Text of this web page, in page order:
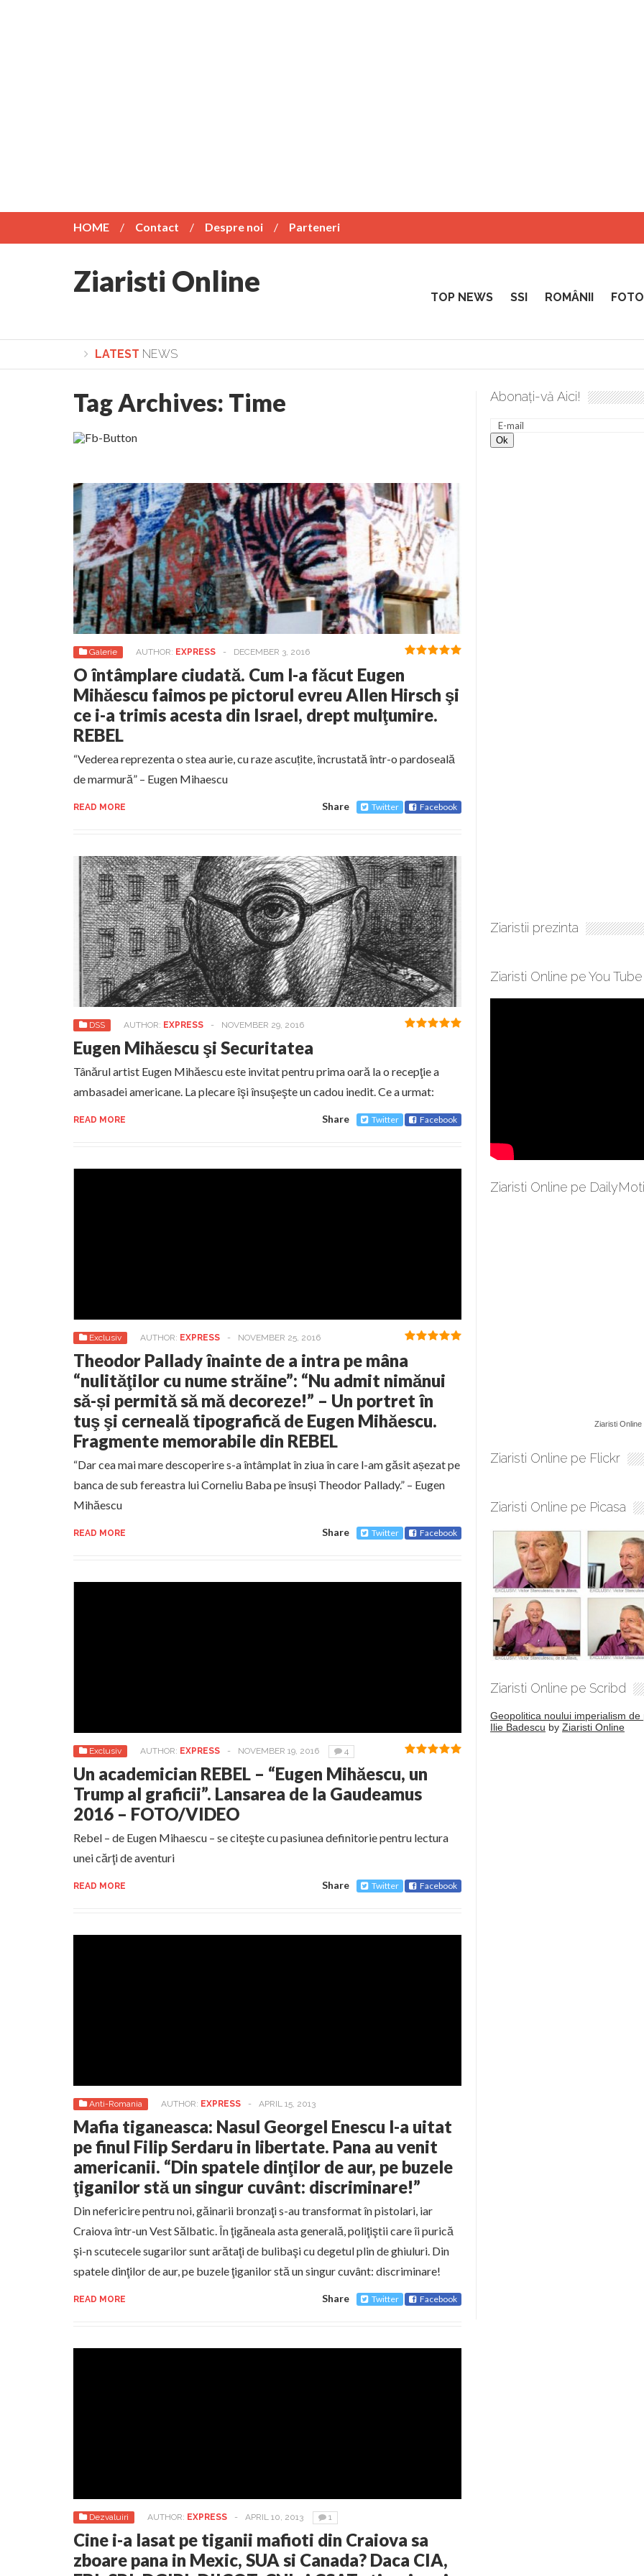
HOME Contact Despre noi Parteneri
Ziaristi Online TOP NEWS SSI ROMÂNII
LATEST NEWS
Lepădarea de sine și urmarea lui Hristos. Calea spre desăvârșire. Gând de duminică de Elena Solunca Moise
Tag Archives: Time
Galerie AUTHOR: EXPRESS - DECEMBER 3, 2016
O întâmplare ciudată. Cum l-a făcut Eugen
Mihăescu faimos pe pictorul evreu Allen Hirsch şi
ce i-a trimis acesta din Israel, drept mulţumire.
REBEL
“Vederea reprezenta o stea aurie, cu raze ascuțite, încrustată într-o pardoseală
de marmură” – Eugen Mihaescu
READ MORE Share Twitter Facebook
DSS AUTHOR: EXPRESS - NOVEMBER 29, 2016
Eugen Mihăescu şi Securitatea
Tânărul artist Eugen Mihăescu este invitat pentru prima oară la o recepţie a
ambasadei americane. La plecare îşi însuşeşte un cadou inedit. Ce a urmat:
READ MORE Share Twitter Facebook
Exclusiv AUTHOR: EXPRESS - NOVEMBER 25, 2016
Theodor Pallady înainte de a intra pe mâna
“nulităţilor cu nume străine”: “Nu admit nimănui
să-și permită să mă decoreze!” – Un portret în
tuş şi cerneală tipografică de Eugen Mihăescu.
Fragmente memorabile din REBEL
“Dar cea mai mare descoperire s-a întâmplat în ziua în care l-am găsit așezat pe
banca de sub fereastra lui Corneliu Baba pe însuși Theodor Pallady.” – Eugen
Mihăescu
READ MORE Share Twitter Facebook
Exclusiv AUTHOR: EXPRESS - NOVEMBER 19, 2016 4
Un academician REBEL – “Eugen Mihăescu, un
Trump al graficii”. Lansarea de la Gaudeamus
2016 – FOTO/VIDEO
Rebel – de Eugen Mihaescu – se citeşte cu pasiunea definitorie pentru lectura
unei cărţi de aventuri
READ MORE Share Twitter Facebook
Anti-Romania AUTHOR: EXPRESS - APRIL 15, 2013
Mafia tiganeasca: Nasul Georgel Enescu l-a uitat
pe finul Filip Serdaru in libertate. Pana au venit
americanii. “Din spatele dinţilor de aur, pe buzele
ţiganilor stă un singur cuvânt: discriminare!”
Din nefericire pentru noi, găinarii bronzaţi s-au transformat în pistolari, iar
Craiova într-un Vest Sălbatic. În ţigăneala asta generală, poliţiştii care îi purică
şi-n scutecele sugarilor sunt arătaţi de bulibaşi cu degetul plin de ghiuluri. Din
spatele dinţilor de aur, pe buzele ţiganilor stă un singur cuvânt: discriminare!
READ MORE Share Twitter Facebook
Dezvaluiri AUTHOR: EXPRESS - APRIL 10, 2013 1
Cine i-a lasat pe tiganii mafioti din Craiova sa
zboare pana in Mexic, SUA si Canada? Daca CIA,
Abonați-vă Aici!
Ziaristii prezinta
Ziaristi Online pe You Tube
Ziaristi Online pe
Ziaristi Online
Ziaristi Online pe Flickr
Ziaristi Online pe Picasa
Ziaristi Online pe Scribd
Geopolitica noului imperialism de
Ilie Badescu by Ziaristi Online